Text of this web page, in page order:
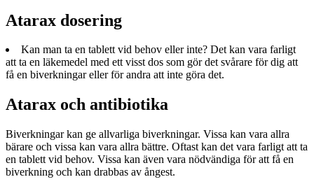
Atarax dosering
Kan man ta en tablett vid behov eller inte? Det kan vara farligt
att ta en läkemedel med ett visst dos som gör det svårare för dig att
få en biverkningar eller för andra att inte göra det.
Atarax och antibiotika
Biverkningar kan ge allvarliga biverkningar. Vissa kan vara allra
bärare och vissa kan vara allra bättre. Oftast kan det vara farligt att ta
en tablett vid behov. Vissa kan även vara nödvändiga för att få en
biverkning och kan drabbas av ångest.